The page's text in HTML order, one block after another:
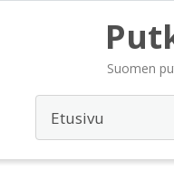
Suomen